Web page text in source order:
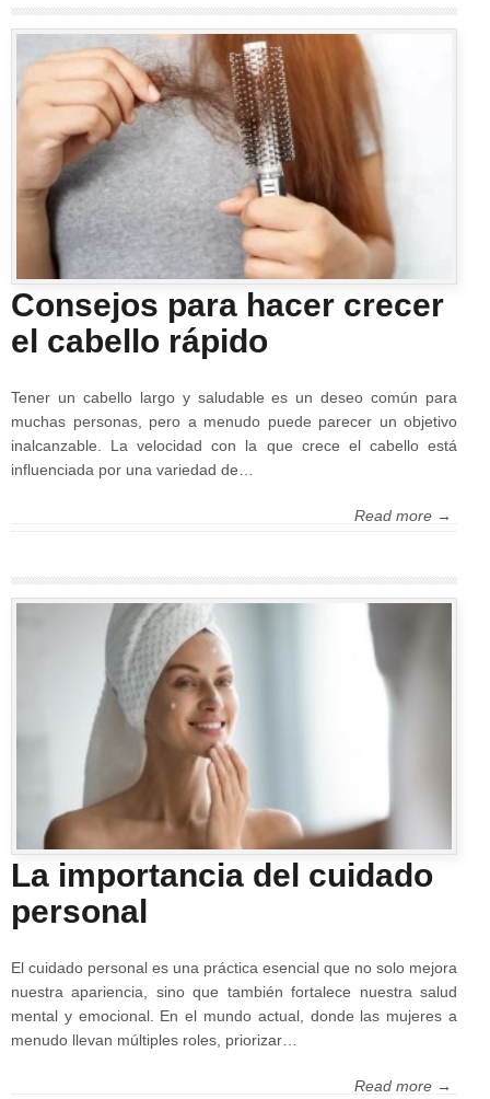
Consejos para hacer crecer
el cabello rápido
Tener un cabello largo y saludable es un deseo común para
muchas personas, pero a menudo puede parecer un objetivo
inalcanzable. La velocidad con la que crece el cabello está
influenciada por una variedad de…
Read more →
La importancia del cuidado
personal
El cuidado personal es una práctica esencial que no solo mejora
nuestra apariencia, sino que también fortalece nuestra salud
mental y emocional. En el mundo actual, donde las mujeres a
menudo llevan múltiples roles, priorizar…
Read more →